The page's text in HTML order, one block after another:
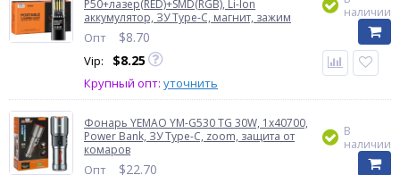
P50+лазер(RED)+SMD(RGB), Li-Ion
аккумулятор, ЗУ Type-C, магнит, зажим
Опт $8.70
Vip: $8.25
Крупный опт: уточнить
наличии
Фонарь YEMAO YM-G530 TG 30W, 1x40700,
Power Bank, ЗУ Type-C, zoom, защита от
комаров
Опт $22.70
В
наличии